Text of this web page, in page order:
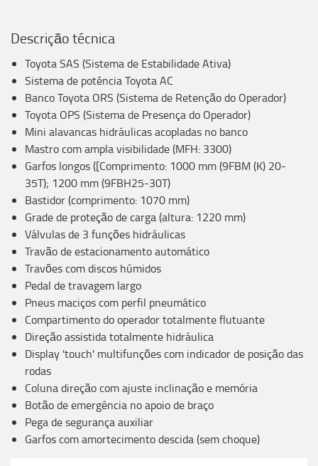
Descrição técnica
Toyota SAS (Sistema de Estabilidade Ativa)
Sistema de potência Toyota AC
Banco Toyota ORS (Sistema de Retenção do Operador)
Toyota OPS (Sistema de Presença do Operador)
Mini alavancas hidráulicas acopladas no banco
Mastro com ampla visibilidade (MFH: 3300)
Garfos longos ([Comprimento: 1000 mm (9FBM (K) 20-
35T); 1200 mm (9FBH25-30T)
Bastidor (comprimento: 1070 mm)
Grade de proteção de carga (altura: 1220 mm)
Válvulas de 3 funções hidráulicas
Travão de estacionamento automático
Travões com discos húmidos
Pedal de travagem largo
Pneus maciços com perfil pneumático
Compartimento do operador totalmente flutuante
Direção assistida totalmente hidráulica
Display 'touch' multifunções com indicador de posição das
rodas
Coluna direção com ajuste inclinação e memória
Botão de emergência no apoio de braço
Pega de segurança auxiliar
Garfos com amortecimento descida (sem choque)